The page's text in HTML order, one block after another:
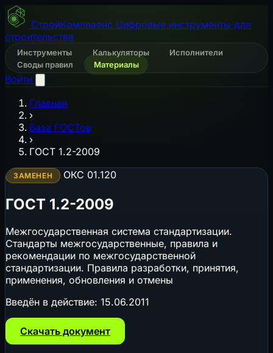
СтройКомплаенс Цифровые инструменты для
строительства
Инструменты Калькуляторы
Исполнители
Своды правил
Материалы
Войти
Главная
›
База ГОСТов
›
ГОСТ 1.2-2009
ЗАМЕНЕН ОКС 01.120
ГОСТ 1.2-2009
Межгосударственная система стандартизации.
Стандарты межгосударственные, правила и
рекомендации по межгосударственной
стандартизации. Правила разработки, принятия,
применения, обновления и отмены
Введён в действие: 15.06.2011
Скачать документ